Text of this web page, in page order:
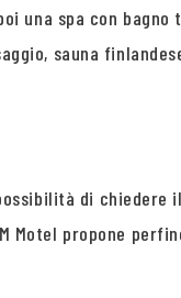
una spa con
sauna
di chiedere
Motel propone